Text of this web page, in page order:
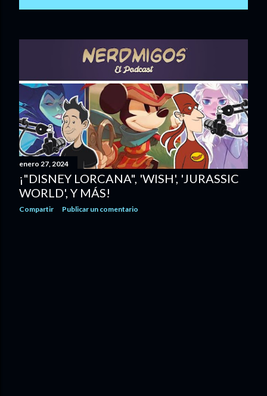
t
a
d
a
s
enero 27, 2024
¡"DISNEY LORCANA", 'WISH', 'JURASSIC
WORLD', Y MÁS!
Compartir Publicar un comentario